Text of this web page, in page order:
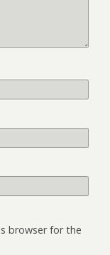
browser for the